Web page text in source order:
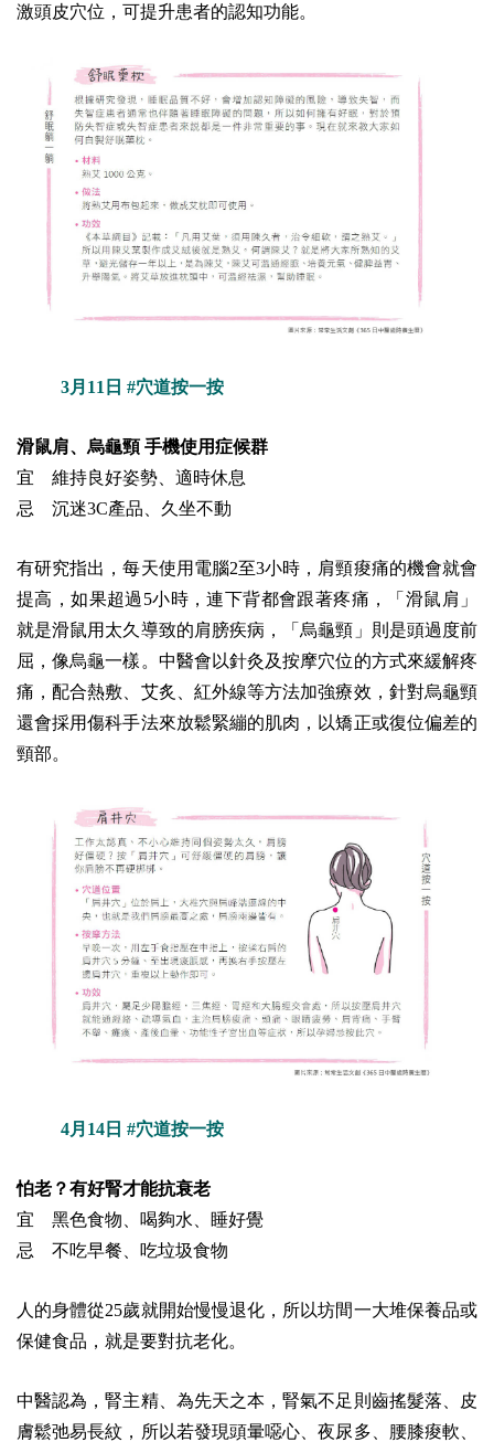
激頭皮穴位，可提升患者的認知功能。
3月11日 #穴道按一按
滑鼠肩、烏龜頸手機使用症候群
宜 維持良好姿勢、適時休息
忌 沉迷3C產品、久坐不動
有研究指出，每天使用電腦2至3小時，肩頸痠痛的機會就會
提高，如果超過5小時，連下背都會跟著疼痛，「滑鼠肩」
就是滑鼠用太久導致的肩膀疾病，「烏龜頸」則是頭過度前
屈，像烏龜一樣。 中醫會以針灸及按摩穴位的方式來緩解疼
痛，配合熱敷、艾炙、紅外線等方法加強療效，針對烏龜頸
還會採用傷科手法來放鬆緊繃的肌肉，以矯正或復位偏差的
頸部。
4月14日 #穴道按一按
怕老？有好腎才能抗衰老
宜 黑色食物、喝夠水、睡好覺
忌 不吃早餐、吃垃圾食物
人的身體從25歲就開始慢慢退化，所以坊間一大堆保養品或
保健食品，就是要對抗老化。
中醫認為，腎主精、為先天之本，腎氣不足則齒搖髮落、皮
膚鬆弛易長紋，所以若發現頭暈噁心、夜尿多、腰膝痠軟、